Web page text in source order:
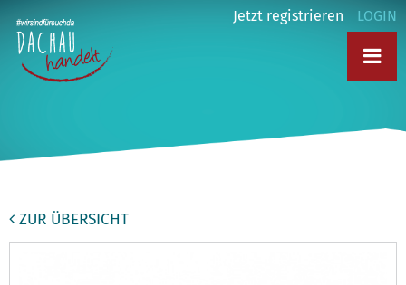
Jetzt registrieren LOGIN
ZUR ÜBERSICHT